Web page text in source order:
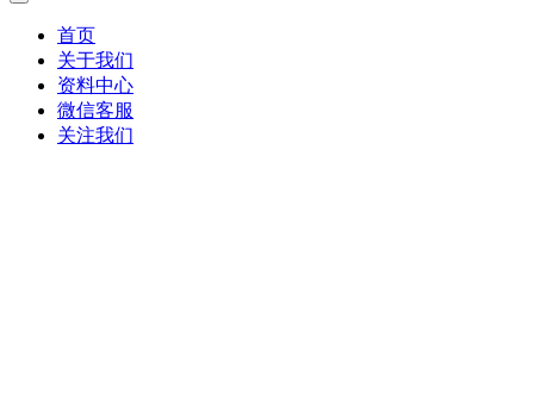
首页
关于我们
资料中心
微信客服
关注我们